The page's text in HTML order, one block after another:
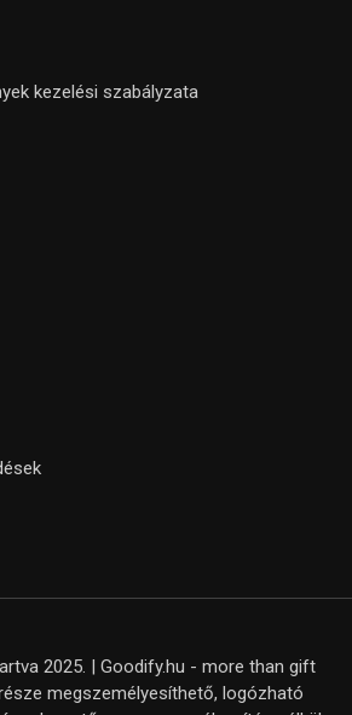
kezelési szabályzata
2025. | Goodify.hu - more than gift
megszemélyesíthető, logózható